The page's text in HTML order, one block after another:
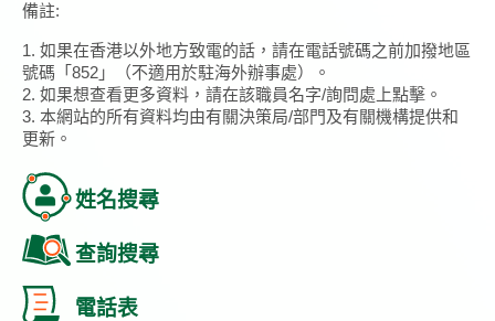
備註:
1. 如果在香港以外地方致電的話，請在電話號碼之前加撥地區
號碼「852」（不適用於駐海外辦事處）。
2. 如果想查看更多資料，請在該職員名字/詢問處上點擊。
3. 本網站的所有資料均由有關決策局/部門及有關機構提供和
更新。
姓名搜尋
查詢搜尋
電話表